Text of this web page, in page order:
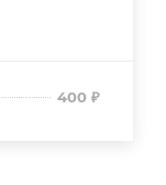
400 ₽